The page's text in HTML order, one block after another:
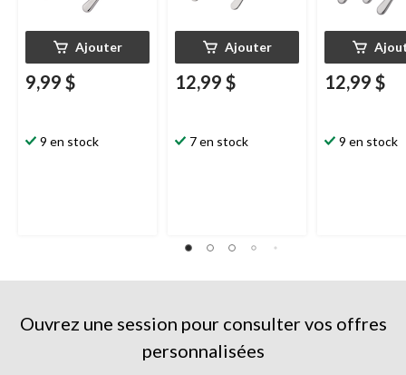
Ajouter
9,99 $
9 en stock
Ajouter
12,99 $
7 en stock
12,99 $
9 en stock
Ouvrez une session pour consulter vos offres
personnalisées